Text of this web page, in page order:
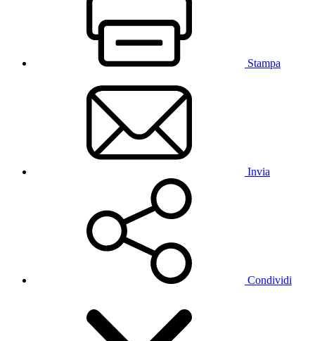
Stampa
Invia
Condividi